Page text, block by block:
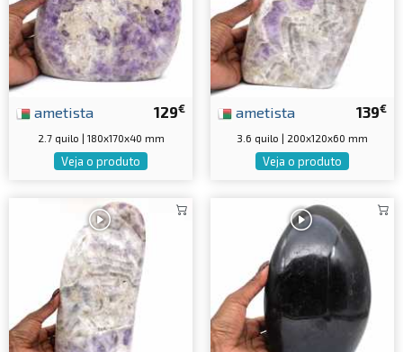
129€
ametista
2.7 quilo | 180x170x40 mm
Veja o produto
139€
ametista
3.6 quilo | 200x120x60 mm
Veja o produto